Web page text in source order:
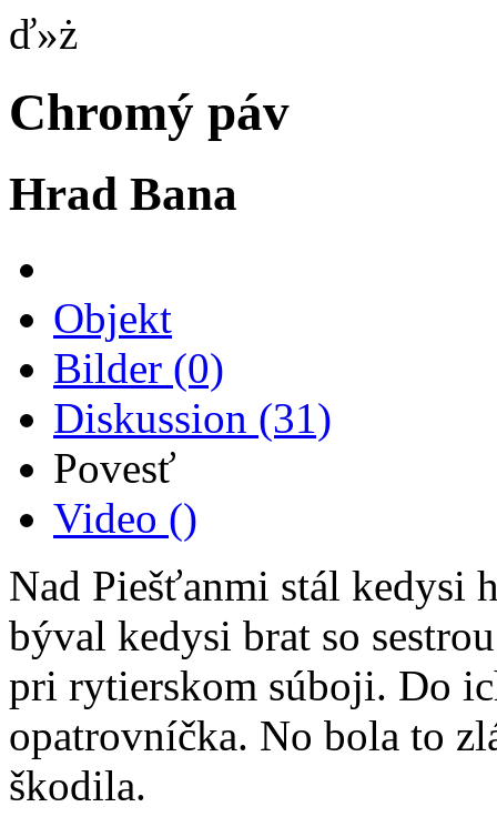
ď»ż
Chromý páv
Hrad Bana
Objekt
Bilder (0)
Diskussion (31)
Povesť
Video ()
Nad Piešťanmi stál kedysi
býval kedysi brat so
pri rytierskom súboji. Do
opatrovníčka. No bola to
škodila.